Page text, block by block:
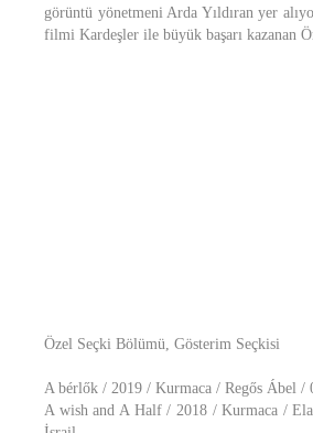
görüntü yönetmeni Arda Yıldıran yer
filmi Kardeşler ile büyük başarı kazanan
Özel Seçki Bölümü, Gösterim Seçkisi
A bérlők / 2019 / Kurmaca / Regős Ábel /
A wish and A Half / 2018 / Kurmaca /